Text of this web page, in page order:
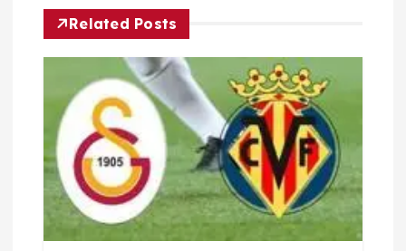
n
m
e
s
Related Posts